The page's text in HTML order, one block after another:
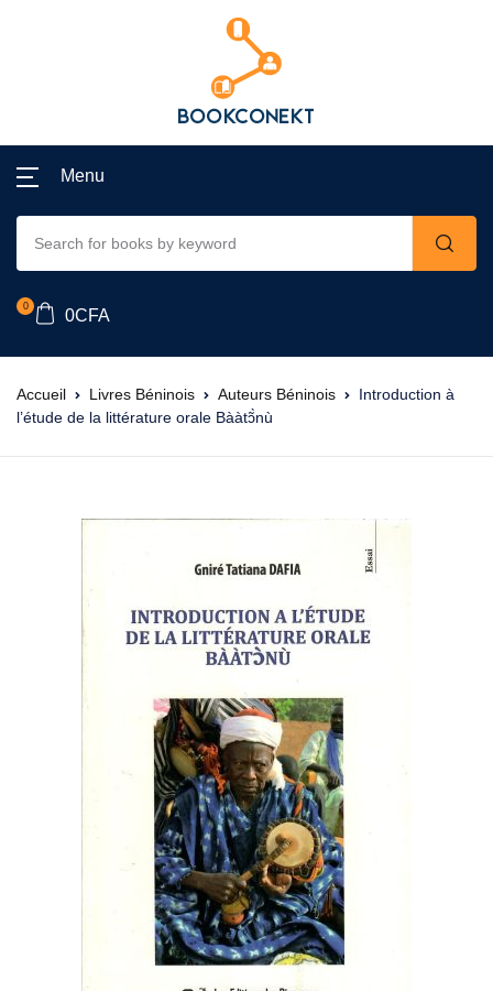
Menu
0
0CFA
Accueil Livres Béninois Auteurs Béninois
Introduction à
l’étude de la littérature orale Bààtɔ̃̀nù